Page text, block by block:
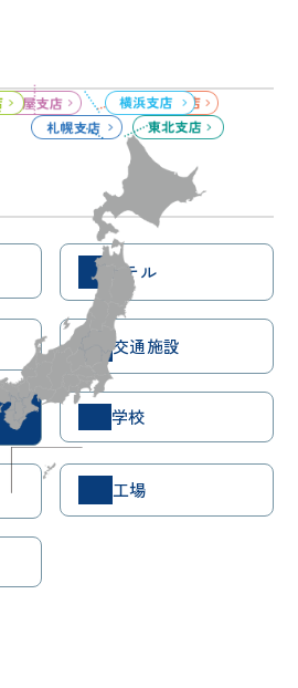
ホテル
交通施設
学校
工場